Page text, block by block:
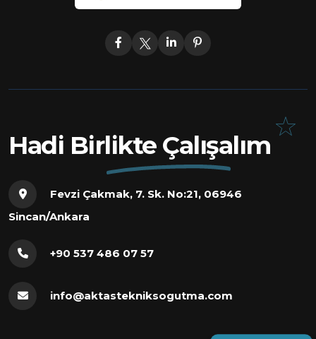
Hadi Birlikte Çalışalım
Fevzi Çakmak, 7. Sk. No:21, 06946
Sincan/Ankara
+90 537 486 07 57
info@aktastekniksogutma.com